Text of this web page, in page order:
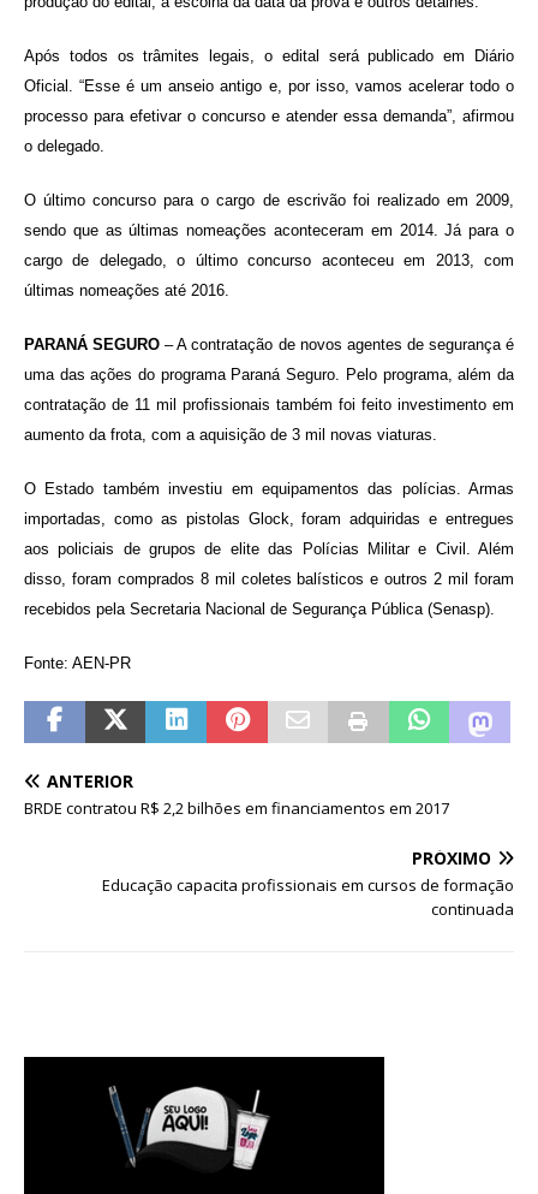
Após todos os trâmites legais, o edital será publicado em Diário
Oficial. “Esse é um anseio antigo e, por isso, vamos acelerar todo o
processo para efetivar o concurso e atender essa demanda”, afirmou
o delegado.
O último concurso para o cargo de escrivão foi realizado em 2009,
sendo que as últimas nomeações aconteceram em 2014. Já para o
cargo de delegado, o último concurso aconteceu em 2013, com
últimas nomeações até 2016.
PARANÁ SEGURO – A contratação de novos agentes de segurança é
uma das ações do programa Paraná Seguro. Pelo programa, além da
contratação de 11 mil profissionais também foi feito investimento em
aumento da frota, com a aquisição de 3 mil novas viaturas.
O Estado também investiu em equipamentos das polícias. Armas
importadas, como as pistolas Glock, foram adquiridas e entregues
aos policiais de grupos de elite das Polícias Militar e Civil. Além
disso, foram comprados 8 mil coletes balísticos e outros 2 mil foram
recebidos pela Secretaria Nacional de Segurança Pública (Senasp).
Fonte: AEN-PR
ANTERIOR
BRDE contratou R$ 2,2 bilhões em financiamentos em 2017
PRÓXIMO
Educação capacita profissionais em cursos de formação
continuada